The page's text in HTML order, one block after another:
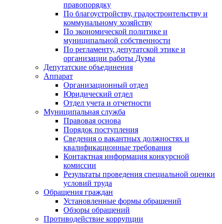
правопорядку
По благоустройству, градостроительству и
коммунальному хозяйству
По экономической политике и
муниципальной собственности
По регламенту, депутатской этике и
организации работы Думы
Депутатские объединения
Аппарат
Организационный отдел
Юридический отдел
Отдел учета и отчетности
Муниципальная служба
Правовая основа
Порядок поступления
Сведения о вакантных должностях и
квалификационные требования
Контактная информация конкурсной
комиссии
Результаты проведения специальной оценки
условий труда
Обращения граждан
Установленные формы обращений
Обзоры обращений
Противодействие коррупции